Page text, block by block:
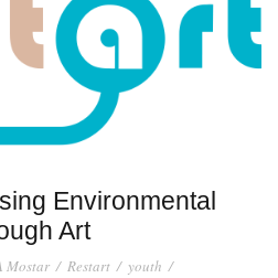
Environmental
Art
Mostar / Restart / youth /